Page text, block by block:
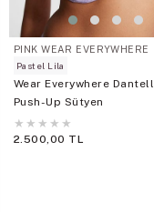
PINK WEAR EVERYWHERE
Pastel Lila
Wear Everywhere
Push-Up Sütyen
★ ★ ★ ★ ★
2.500,00 TL